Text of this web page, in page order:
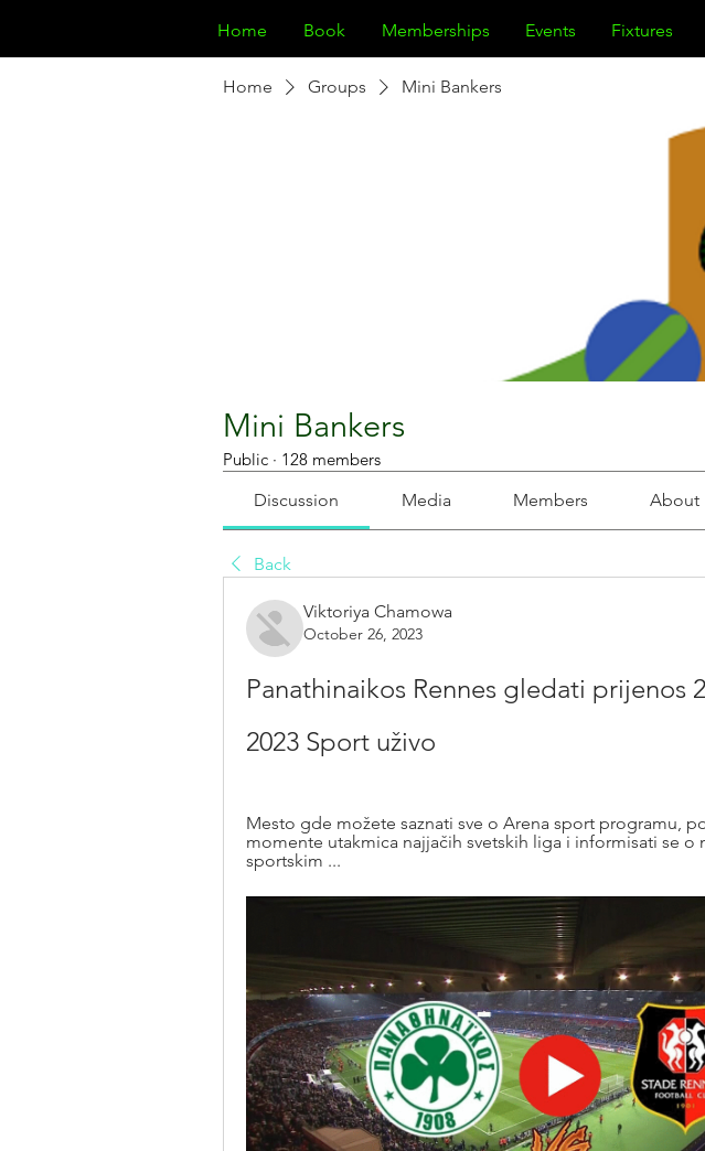
Home Book Memberships Events Fixtures
Home Groups Mini Bankers
Mini Bankers
Public · 128 members
Discussion Media Members About
Back
Viktoriya Chamowa
October 26, 2023
Panathinaikos Rennes gledati prijenos
2023 Sport uživo
Mesto gde možete saznati sve o Arena sport programu,
momente utakmica najjačih svetskih liga i informisati se o
sportskim ...